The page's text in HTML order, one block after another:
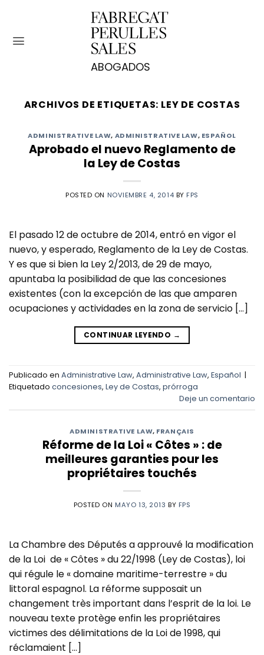
contenido
ARCHIVOS DE ETIQUETAS: LEY DE COSTAS
ADMINISTRATIVE LAW, ADMINISTRATIVE LAW, ESPAÑOL
Aprobado el nuevo Reglamento de
la Ley de Costas
POSTED ON NOVIEMBRE 4, 2014 BY FPS
El pasado 12 de octubre de 2014, entró en vigor el
nuevo, y esperado, Reglamento de la Ley de Costas.
Y es que si bien la Ley 2/2013, de 29 de mayo,
apuntaba la posibilidad de que las concesiones
existentes (con la excepción de las que amparen
ocupaciones y actividades en la zona de servicio […]
CONTINUAR LEYENDO →
Publicado en Administrative Law, Administrative Law, Español |
Etiquetado concesiones, Ley de Costas, prórroga
Deje un comentario
ADMINISTRATIVE LAW, FRANÇAIS
Réforme de la Loi « Côtes » : de
meilleures garanties pour les
propriétaires touchés
POSTED ON MAYO 13, 2013 BY FPS
La Chambre des Députés a approuvé la modification
de la Loi de « Côtes » du 22/1998 (Ley de Costas), loi
qui régule le « domaine maritime-terrestre » du
littoral espagnol. La réforme supposait un
changement très important dans l’esprit de la loi. Le
nouveau texte protège enfin les propriétaires
victimes des délimitations de la Loi de 1998, qui
réclamaient […]